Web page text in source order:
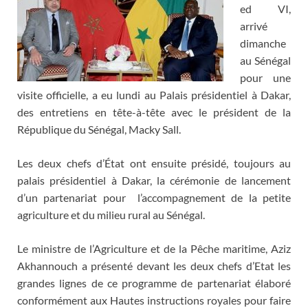
ed VI,
arrivé
dimanche
au Sénégal
pour une
visite officielle, a eu lundi au Palais présidentiel à Dakar,
des entretiens en tête-à-tête avec le président de la
République du Sénégal, Macky Sall.
Les deux chefs d’État ont ensuite présidé, toujours au
palais présidentiel à Dakar, la cérémonie de lancement
d’un partenariat pour l’accompagnement de la petite
agriculture et du milieu rural au Sénégal.
Le ministre de l’Agriculture et de la Pêche maritime, Aziz
Akhannouch a présenté devant les deux chefs d’Etat les
grandes lignes de ce programme de partenariat élaboré
conformément aux Hautes instructions royales pour faire